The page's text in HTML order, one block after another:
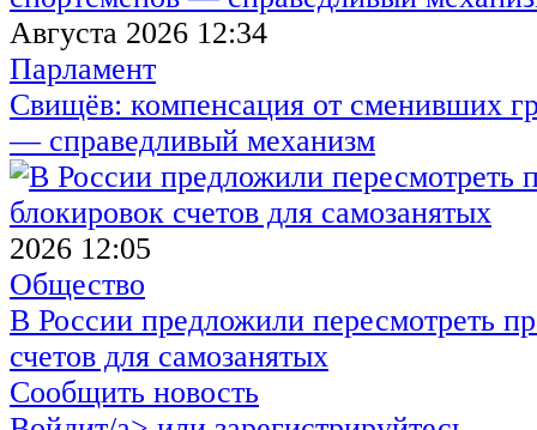
Августа 2026 12:34
Парламент
Свищёв: компенсация от сменивших
— справедливый механизм
2026 12:05
Общество
В России предложили пересмотреть
счетов для самозанятых
Сообщить новость